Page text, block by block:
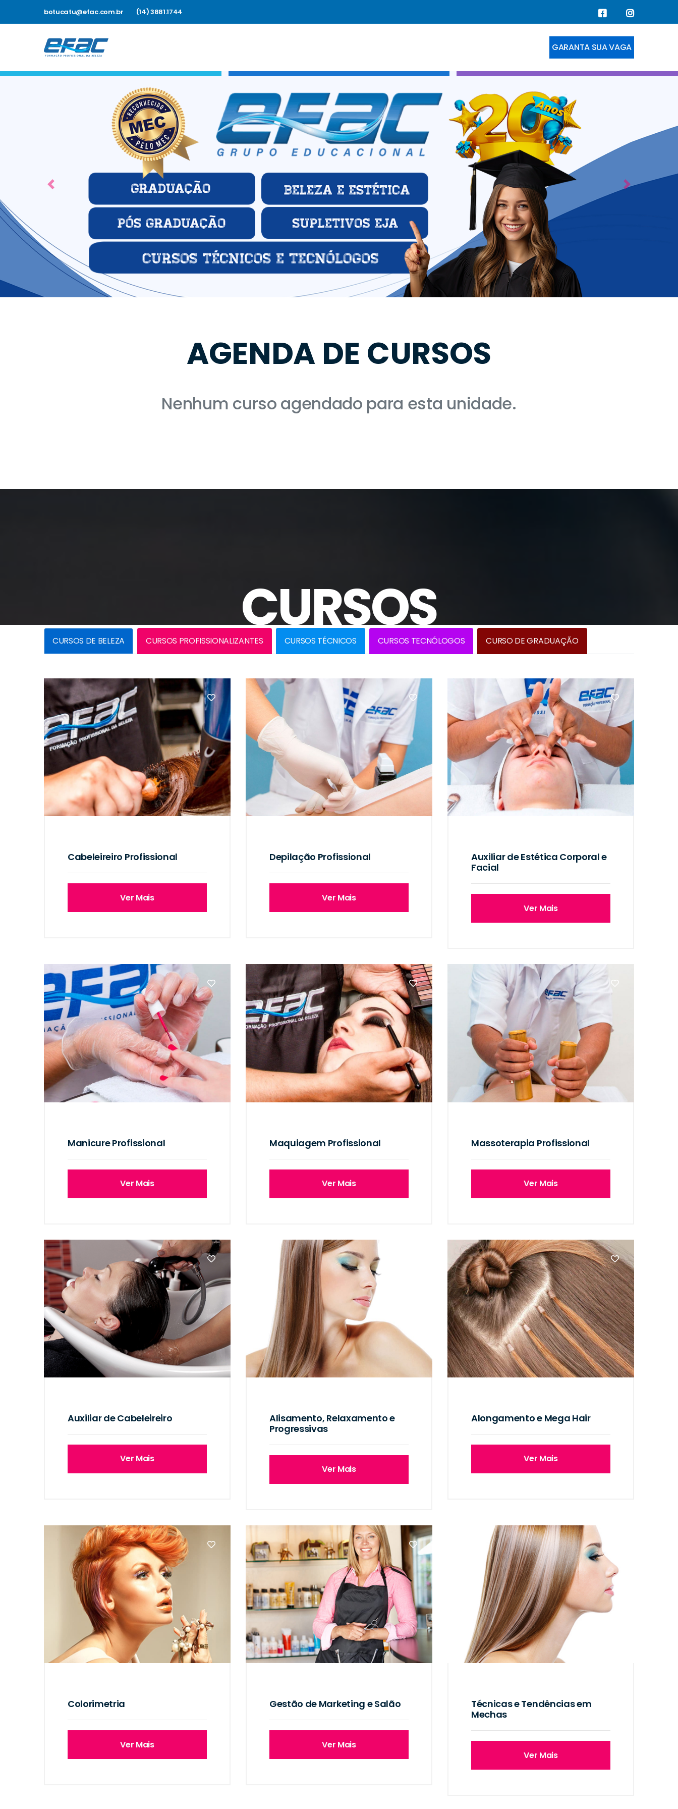
botucatu@efac.com.br (14) 3881.1744
GARANTA SUA VAGA
Previous Next
AGENDA DE CURSOS
Nenhum curso agendado para esta unidade.
CURSOS
CURSOS DE BELEZA CURSOS PROFISSIONALIZANTES CURSOS TÉCNICOS CURSOS TECNÓLOGOS CURSO DE GRADUAÇÃO
Cabeleireiro Profissional
Ver Mais
Depilação Profissional
Ver Mais
Auxiliar de Estética Corporal e
Facial
Ver Mais
Manicure Profissional
Ver Mais
Maquiagem Profissional
Ver Mais
Massoterapia Profissional
Ver Mais
Auxiliar de Cabeleireiro
Ver Mais
Alisamento, Relaxamento e
Progressivas
Ver Mais
Alongamento e Mega Hair
Ver Mais
Colorimetria
Ver Mais
Gestão de Marketing e Salão
Ver Mais
Técnicas e Tendências em
Mechas
Ver Mais